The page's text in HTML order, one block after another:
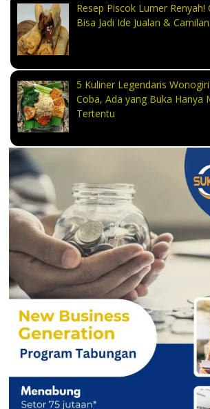
Resep Piscok Lumer
Bisa Jadi Ide Jualan &
5 Kuliner Legendaris
Coba, Ada yang Buka Hanya
Tertentu